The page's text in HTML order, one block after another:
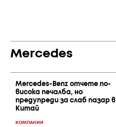
Mercedes
Mercedes-Benz отчете по-
висока печалба, но
предупреди за слаб пазар в
Китай
КОМПАНИИ